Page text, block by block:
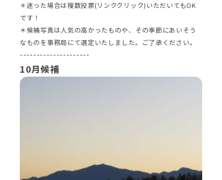
＊迷った場合は複数投票(リンククリック)いただいてもOK
です！
＊候補写真は人気の高かったものや、その季節にあいそう
なものを事務局にて選定いたしました。ご了承ください。
---------------------
10月候補